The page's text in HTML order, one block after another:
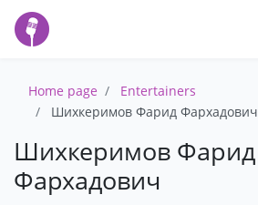
Home page
Entertainers
Шихкеримов Фарид Фархадович
Шихкеримов Фарид
Фархадович